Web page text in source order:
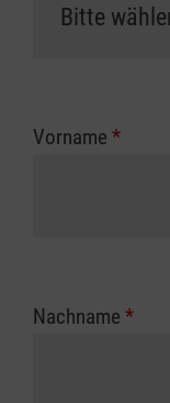
Vorname *
Nachname *